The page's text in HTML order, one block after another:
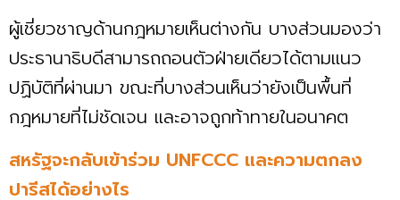
ผู้เชี่ยวชาญด้านกฎหมายเห็นต่างกัน บางส่วนมองว่า
ประธานาธิบดีสามารถถอนตัวฝ่ายเดียวได้ตามแนว
ปฏิบัติที่ผ่านมา ขณะที่บางส่วนเห็นว่ายังเป็นพื้นที่
กฎหมายที่ไม่ชัดเจน และอาจถูกท้าทายในอนาคต
สหรัฐจะกลับเข้าร่วม UNFCCC และความตกลง
ปารีสได้อย่างไร